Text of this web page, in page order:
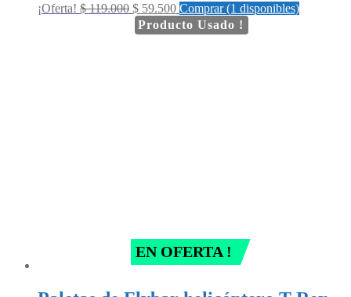
¡Oferta! $119.000 Original
price
was:
$ 59.500Current
price
is:
Comprar (1 disponibles)
Producto Usado !
EN OFERTA !